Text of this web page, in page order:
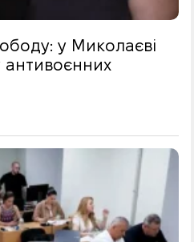
у Миколаєві
антивоєнних